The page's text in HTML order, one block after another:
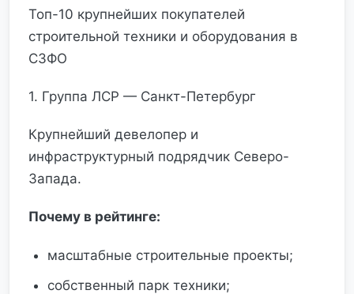
Топ-10 крупнейших покупателей
строительной техники и оборудования в
СЗФО
1. Группа ЛСР — Санкт-Петербург
Крупнейший девелопер и
инфраструктурный подрядчик Северо-
Запада.
Почему в рейтинге:
масштабные строительные проекты;
собственный парк техники;